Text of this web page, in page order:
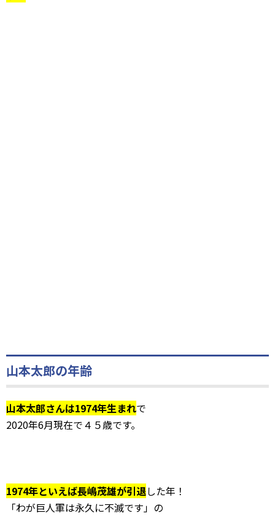
山本太郎の年齢
山本太郎さんは1974年生まれで
2020年6月現在で４５歳です。
1974年といえば長嶋茂雄が引退した年！
「わが巨人軍は永久に不滅です」の